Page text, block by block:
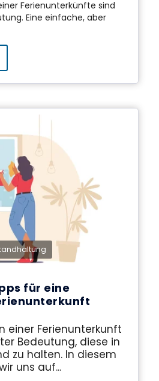
Ferienunterkünfte sind
Eine einfache, aber
für eine
einer Ferienunterkunft
Bedeutung, diese in
zu halten. In diesem
uns auf...